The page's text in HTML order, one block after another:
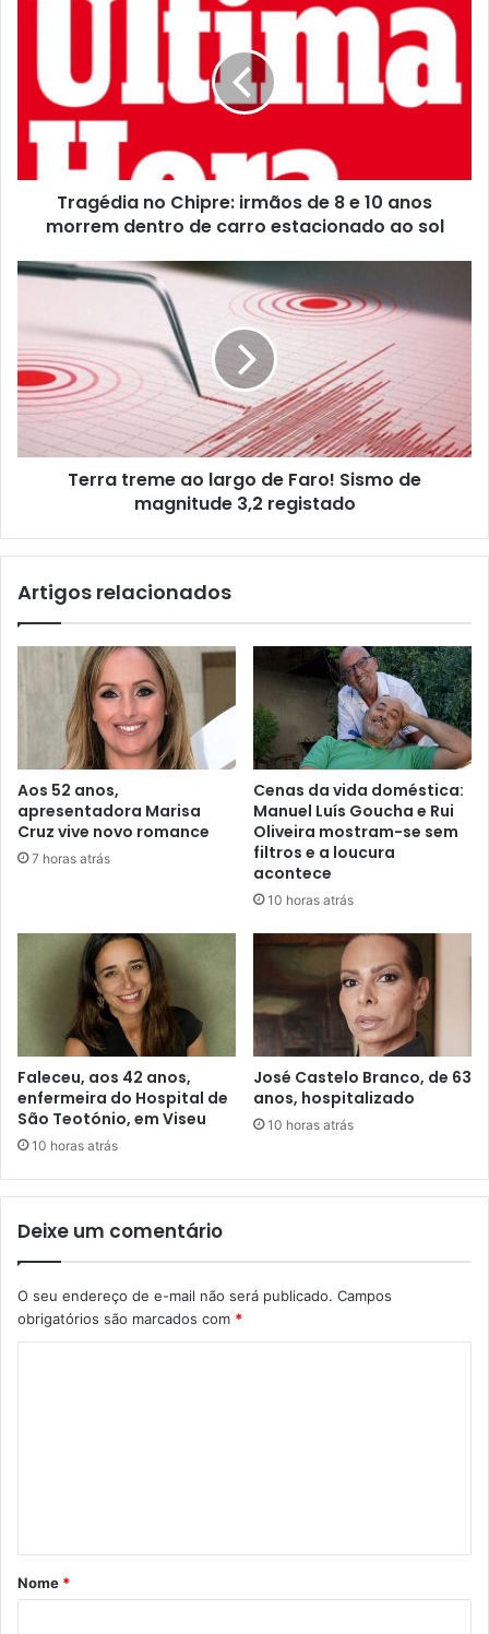
Tragédia no Chipre: irmãos de 8 e 10 anos
morrem dentro de carro estacionado ao sol
Terra treme ao largo de Faro! Sismo de
magnitude 3,2 registado
Artigos relacionados
Aos 52 anos,
apresentadora Marisa
Cruz vive novo romance
7 horas atrás
Cenas da vida doméstica:
Manuel Luís Goucha e Rui
Oliveira mostram-se sem
filtros e a loucura
acontece
10 horas atrás
Faleceu, aos 42 anos,
enfermeira do Hospital de
São Teotónio, em Viseu
10 horas atrás
José Castelo Branco, de 63
anos, hospitalizado
10 horas atrás
Deixe um comentário
O seu endereço de e-mail não será publicado. Campos
obrigatórios são marcados com *
á
r
Nome *